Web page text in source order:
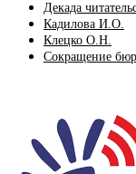
Декада
Кадилова И.О.
Клецко О.Н.
Сокращение